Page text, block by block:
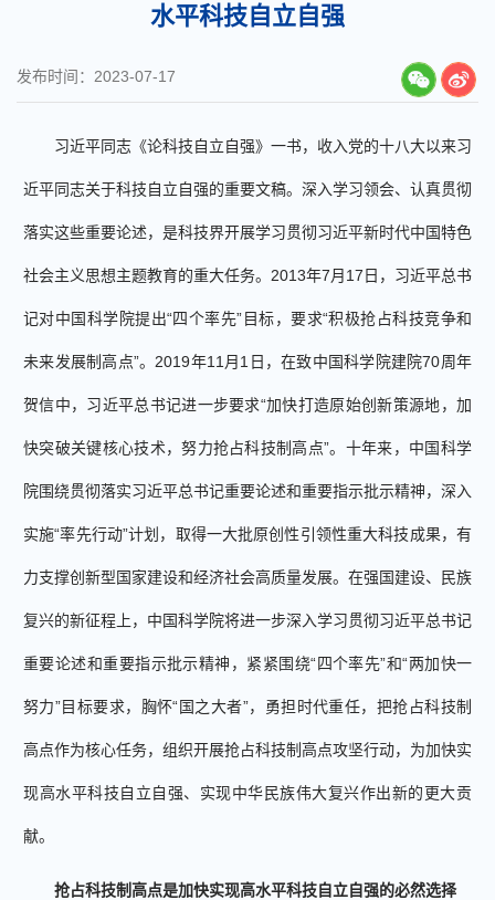
水平科技自立自强
发布时间：2023-07-17
习近平同志《论科技自立自强》一书，收入党的十八大以来习
近平同志关于科技自立自强的重要文稿。深入学习领会、认真贯彻
落实这些重要论述，是科技界开展学习贯彻习近平新时代中国特色
社会主义思想主题教育的重大任务。2013年7月17日，习近平总书
记对中国科学院提出“四个率先”目标，要求“积极抢占科技竞争和
未来发展制高点”。2019年11月1日，在致中国科学院建院70周年
贺信中，习近平总书记进一步要求“加快打造原始创新策源地，加
快突破关键核心技术，努力抢占科技制高点”。十年来，中国科学
院围绕贯彻落实习近平总书记重要论述和重要指示批示精神，深入
实施“率先行动”计划，取得一大批原创性引领性重大科技成果，有
力支撑创新型国家建设和经济社会高质量发展。在强国建设、民族
复兴的新征程上，中国科学院将进一步深入学习贯彻习近平总书记
重要论述和重要指示批示精神，紧紧围绕“四个率先”和“两加快一
努力”目标要求，胸怀“国之大者”，勇担时代重任，把抢占科技制
高点作为核心任务，组织开展抢占科技制高点攻坚行动，为加快实
现高水平科技自立自强、实现中华民族伟大复兴作出新的更大贡
献。
抢占科技制高点是加快实现高水平科技自立自强的必然选择